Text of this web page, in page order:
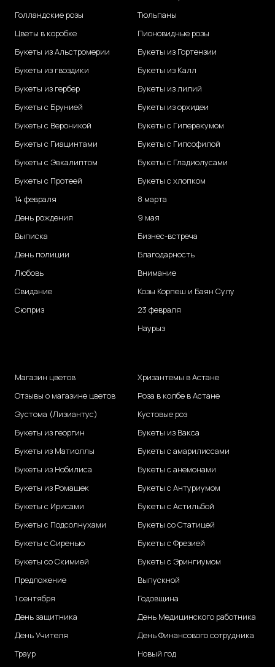
Голландские розы
Цветы в коробке
Букеты из Альстромерии
Букеты из гвоздики
Букеты из гербер
Букеты с Брунией
Букеты с Вероникой
Букеты с Гиацинтами
Букеты с Эвкалиптом
Букеты с Протеей
14 февраля
День рождения
Выписка
День полиции
Любовь
Свидание
Сюприз
Тюльпаны
Пионовидные розы
Букеты из Гортензии
Букеты из Калл
Букеты из лилий
Букеты из орхидеи
Букеты с Гиперекумом
Букеты с Гипсофилой
Букеты с Гладиолусами
Букеты с хлопком
8 марта
9 мая
Бизнес-встреча
Благодарность
Внимание
Козы Корпеш и Баян Сулу
23 февраля
Наурыз
Магазин цветов
Отзывы о магазине цветов
Эустома (Лизиантус)
Букеты из георгин
Букеты из Матиоллы
Букеты из Нобилиса
Букеты из Ромашек
Букеты с Ирисами
Букеты с Подсолнухами
Букеты с Сиренью
Букеты со Скимией
Предложение
1 сентября
День защитника
День Учителя
Траур
Хризантемы в Астане
Роза в колбе в Астане
Кустовые роз
Букеты из Вакса
Букеты с амарилиссами
Букеты с анемонами
Букеты с Антуриумом
Букеты с Астильбой
Букеты со Статицей
Букеты с Фрезией
Букеты с Эрингиумом
Выпускной
Годовщина
День Медицинского работника
День Финансового сотрудника
Новый год